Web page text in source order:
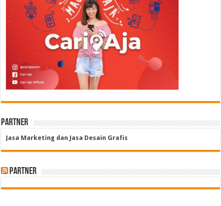
Partner
Jasa Marketing dan Jasa Desain Grafis
Partner